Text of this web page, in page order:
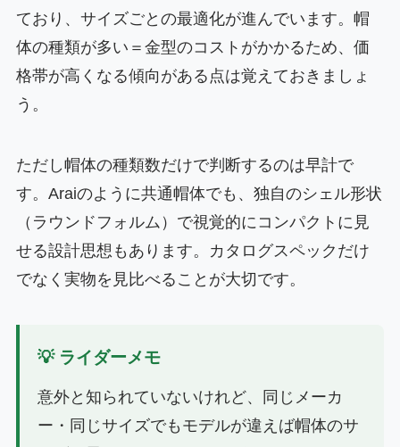
ており、サイズごとの最適化が進んでいます。帽
体の種類が多い＝金型のコストがかかるため、価
格帯が高くなる傾向がある点は覚えておきましょ
う。
ただし帽体の種類数だけで判断するのは早計で
す。Araiのように共通帽体でも、独自のシェル形状
（ラウンドフォルム）で視覚的にコンパクトに見
せる設計思想もあります。カタログスペックだけ
でなく実物を見比べることが大切です。
💡 ライダーメモ
意外と知られていないけれど、同じメーカ
ー・同じサイズでもモデルが違えば帽体のサ